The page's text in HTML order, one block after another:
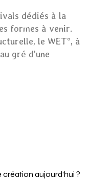
dédiés à la
formes à venir.
le WET°, à
gré d'une
aujourd’hui ?